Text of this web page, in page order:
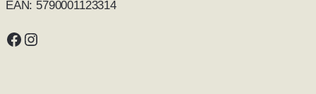
EAN: 5790001123314
Kulturskolerne på Facebook Kultuskolerne på Instagram